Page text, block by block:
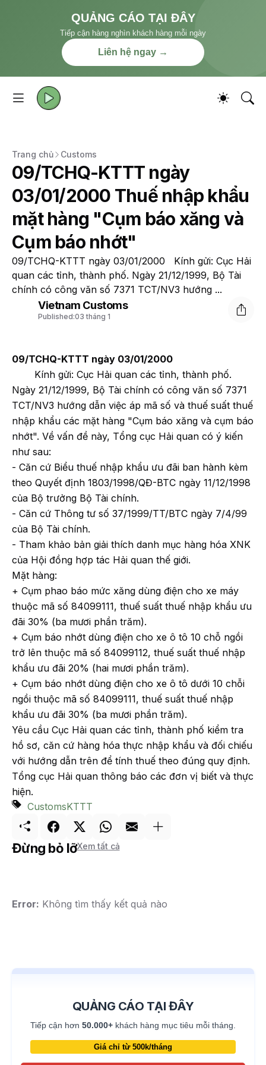
QUẢNG CÁO TẠI ĐÂY
Tiếp cận hàng nghìn khách hàng mỗi ngày
Liên hệ ngay →
Trang chủ Customs
09/TCHQ-KTTT ngày
03/01/2000 Thuế nhập khẩu
mặt hàng "Cụm báo xăng và
Cụm báo nhớt"
09/TCHQ-KTTT ngày 03/01/2000 Kính gửi: Cục Hải
quan các tỉnh, thành phố. Ngày 21/12/1999, Bộ Tài
chính có công văn số 7371 TCT/NV3 hướng ...
Vietnam Customs
Published:03 tháng 1
09/TCHQ-KTTT ngày 03/01/2000
Kính gửi: Cục Hải quan các tỉnh, thành phố.
Ngày 21/12/1999, Bộ Tài chính có công văn số 7371
TCT/NV3 hướng dẫn việc áp mã số và thuế suất thuế
nhập khẩu các mặt hàng "Cụm báo xăng và cụm báo
nhớt". Về vấn đề này, Tổng cục Hải quan có ý kiến
như sau:
- Căn cứ Biểu thuế nhập khẩu ưu đãi ban hành kèm
theo Quyết định 1803/1998/QĐ-BTC ngày 11/12/1998
của Bộ trưởng Bộ Tài chính.
- Căn cứ Thông tư số 37/1999/TT/BTC ngày 7/4/99
của Bộ Tài chính.
- Tham khảo bản giải thích danh mục hàng hóa XNK
của Hội đồng hợp tác Hải quan thế giới.
Mặt hàng:
+ Cụm phao báo mức xăng dùng điện cho xe máy
thuộc mã số 84099111, thuế suất thuế nhập khẩu ưu
đãi 30% (ba mươi phần trăm).
+ Cụm báo nhớt dùng điện cho xe ô tô 10 chỗ ngồi
trở lên thuộc mã số 84099112, thuế suất thuế nhập
khẩu ưu đãi 20% (hai mươi phần trăm).
+ Cụm báo nhớt dùng điện cho xe ô tô dưới 10 chỗi
ngồi thuộc mã số 84099111, thuế suất thuế nhập
khẩu ưu đãi 30% (ba mươi phần trăm).
Yêu cầu Cục Hải quan các tỉnh, thành phố kiểm tra
hồ sơ, căn cứ hàng hóa thực nhập khẩu và đối chiếu
với hướng dẫn trên để tính thuế theo đúng quy định.
Tổng cục Hải quan thông báo các đơn vị biết và thực
hiện.
CustomsKTTT
Đừng bỏ lỡXem tất cả
Error: Không tìm thấy kết quả nào
QUẢNG CÁO TẠI ĐÂY
Tiếp cận hơn 50.000+ khách hàng mục tiêu mỗi tháng.
Giá chỉ từ 500k/tháng